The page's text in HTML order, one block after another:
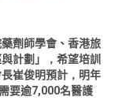
劑師學會、香港旅
計劃」，希望培訓
崔俊明預計，明年
要逾7,000名醫護